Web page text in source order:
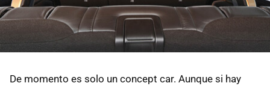
De momento es solo un concept car. Aunque si hay